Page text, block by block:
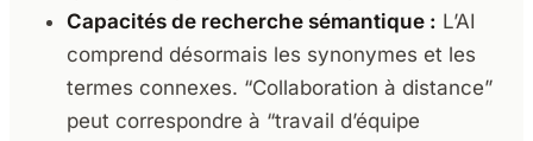
Capacités de recherche sémantique : L’AI
comprend désormais les synonymes et les
termes connexes. “Collaboration à distance”
peut correspondre à “travail d’équipe